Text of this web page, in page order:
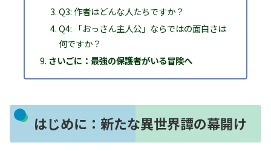
Q3: 作者はどんな人たちですか？
Q4: 「おっさん主人公」ならではの面白さは
何ですか？
さいごに：最強の保護者がいる冒険へ
はじめに：新たな異世界譚の幕開け